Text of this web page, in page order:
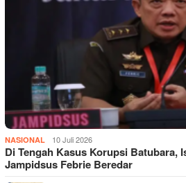
NASIONAL 10 Juli 2026
Di Tengah Kasus Korupsi Batubara,
Jampidsus Febrie Beredar